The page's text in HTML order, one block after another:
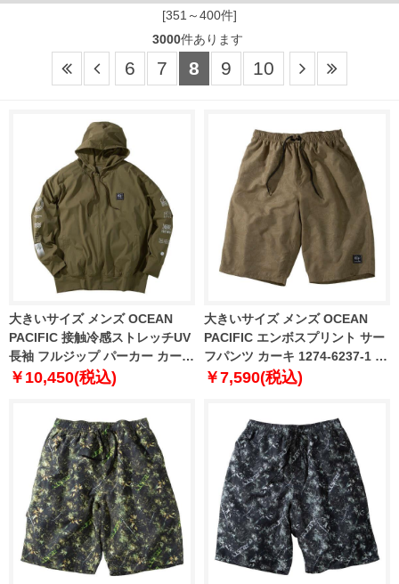
[351～400件]
3000件あります
6 7 8 9 10
大きいサイズ メンズ OCEAN
PACIFIC 接触冷感ストレッチUV
長袖 フルジップ パーカー カーキ
1278-6256-3 3L 4L 5L 6L
￥10,450(税込)
大きいサイズ メンズ OCEAN
PACIFIC エンボスプリント サー
フパンツ カーキ 1274-6237-1 3L
4L 5L 6L 8L
￥7,590(税込)